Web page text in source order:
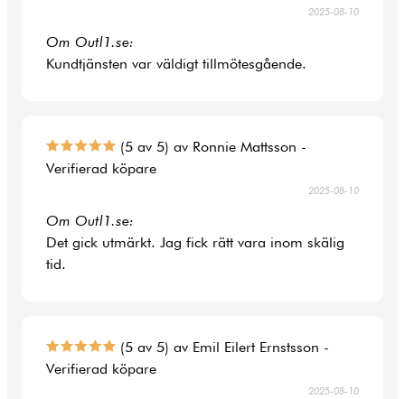
2025-08-10
Om Outl1.se:
Kundtjänsten var väldigt tillmötesgående.
(5 av 5) av Ronnie Mattsson -
Verifierad köpare
2025-08-10
Om Outl1.se:
Det gick utmärkt. Jag fick rätt vara inom skälig
tid.
(5 av 5) av Emil Eilert Ernstsson -
Verifierad köpare
2025-08-10